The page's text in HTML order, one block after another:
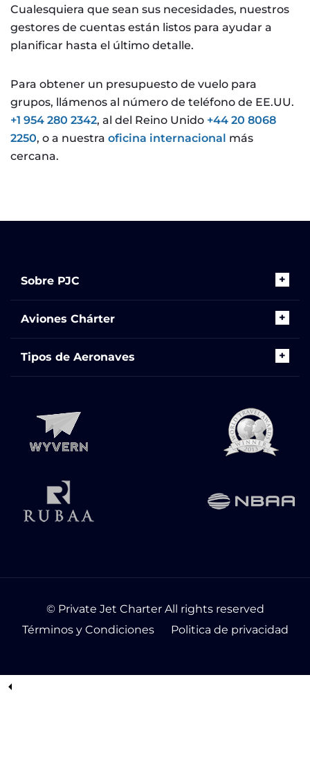
Cualesquiera que sean sus necesidades, nuestros
gestores de cuentas están listos para ayudar a
planificar hasta el último detalle.
Para obtener un presupuesto de vuelo para
grupos, llámenos al número de teléfono de EE.UU.
+1 954 280 2342, al del Reino Unido +44 20 8068
2250, o a nuestra oficina internacional más
cercana.
Sobre PJC
Aviones Chárter
Tipos de Aeronaves
© Private Jet Charter All rights reserved
Términos y Condiciones
Politica de privacidad